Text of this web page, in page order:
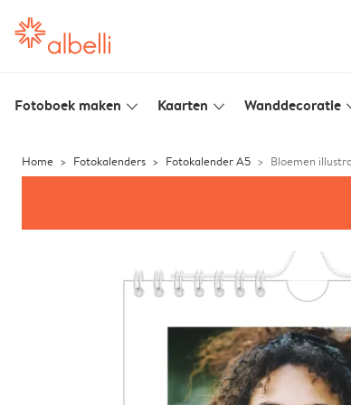
Fotoboek maken slim_arrow_down Kaarten slim_arrow_down Wanddecoratie
Home Fotokalenders Fotokalender A5 Bloemen